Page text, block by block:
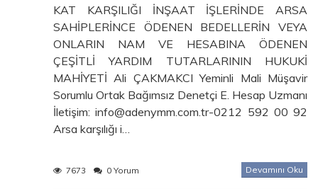
KAT KARŞILIĞI İNŞAAT İŞLERİNDE ARSA
SAHİPLERİNCE ÖDENEN BEDELLERİN VEYA
ONLARIN NAM VE HESABINA ÖDENEN
ÇEŞİTLİ YARDIM TUTARLARININ HUKUKİ
MAHİYETİ Ali ÇAKMAKCI Yeminli Mali Müşavir
Sorumlu Ortak Bağımsız Denetçi E. Hesap Uzmanı
İletişim: info@adenymm.com.tr-0212 592 00 92
Arsa karşılığı i…
7673 0 Yorum Devamını Oku